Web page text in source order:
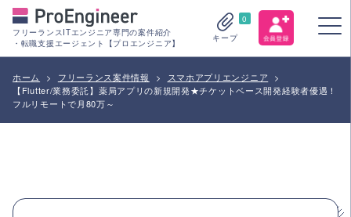
フリーランスITエンジニア専門の案件紹介
・転職支援エージェント【プロエンジニア】
0
キープ
ホーム > フリーランス案件情報 > スマホアプリエンジニア
>
【Flutter/業務委託】薬局アプリの新規開発★チケットベース開発経験者優遇！
フルリモートで月80万～